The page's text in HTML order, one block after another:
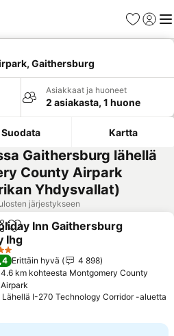
Suosikit
Gaithersburg
Asiakkaat ja huoneet
2 asiakasta, 1 huone
Suodata Kartta
Gaithersburg lähellä
County Airpark
Yhdysvallat)
järjestykseen
Lisää suosikkeihin
Inn Gaithersburg
Ihg
hinnat
Erittäin hyvä
4 898
4.6 km kohteesta Montgomery County
Airpark
Lähellä I-270 Technology Corridor -aluetta